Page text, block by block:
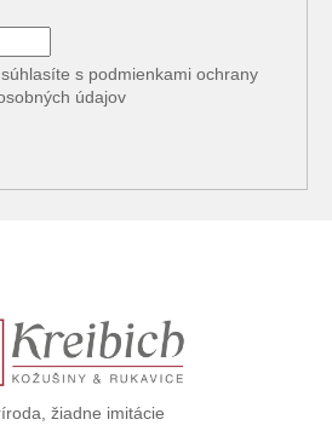
s podmienkami ochrany
údajov
žiadne imitácie